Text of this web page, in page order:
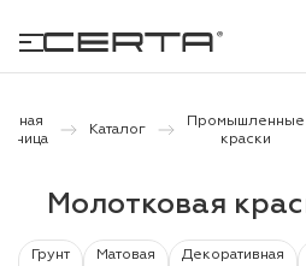
и дачи
Каталог
Промышленные
краски
Молотковая
Грунт Матовая
Декоративная